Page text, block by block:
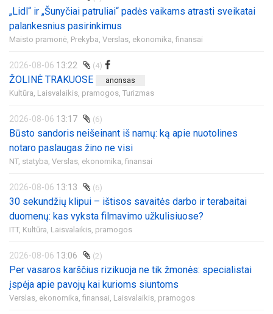
„Lidl“ ir „Šunyčiai patruliai“ padės vaikams atrasti sveikatai
palankesnius pasirinkimus
Maisto pramonė, Prekyba, Verslas, ekonomika, finansai
2026-08-06 13:22 (4)
ŽOLINĖ TRAKUOSE anonsas
Kultūra, Laisvalaikis, pramogos, Turizmas
2026-08-06 13:17 (6)
Būsto sandoris neišeinant iš namų: ką apie nuotolines
notaro paslaugas žino ne visi
NT, statyba, Verslas, ekonomika, finansai
2026-08-06 13:13 (6)
30 sekundžių klipui – ištisos savaitės darbo ir terabaitai
duomenų: kas vyksta filmavimo užkulisiuose?
ITT, Kultūra, Laisvalaikis, pramogos
2026-08-06 13:06 (2)
Per vasaros karščius rizikuoja ne tik žmonės: specialistai
įspėja apie pavojų kai kurioms siuntoms
Verslas, ekonomika, finansai, Laisvalaikis, pramogos